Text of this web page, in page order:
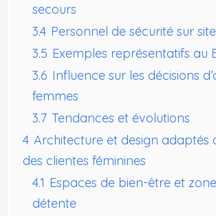
secours
3.4 Personnel de sécurité sur site
3.5 Exemples représentatifs au
3.6 Influence sur les décisions
femmes
3.7 Tendances et évolutions
4 Architecture et design adaptés
des clientes féminines
4.1 Espaces de bien-être et
détente